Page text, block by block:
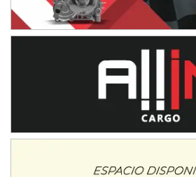
ENTRERRIANO - F6 (POSTERGADA)
Parque de la Velocidad (Asfalto)
Villaguay (Entre Ríos)
Gral. E. Godoy (Río Negro)